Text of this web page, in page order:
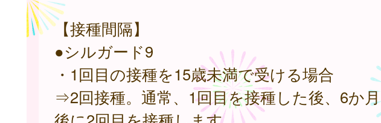
【接種間隔】
●シルガード9
・1回目の接種を15歳未満で受ける場合
⇒2回接種。通常、1回目を接種した後、6か月